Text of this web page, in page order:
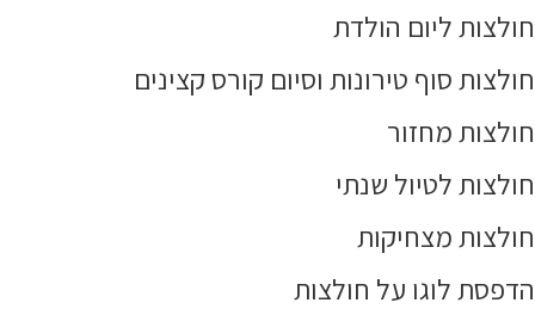
חולצות ליום הולדת
חולצות סוף טירונות וסיום קורס קצינים
חולצות מחזור
חולצות לטיול שנתי
חולצות מצחיקות
הדפסת לוגו על חולצות